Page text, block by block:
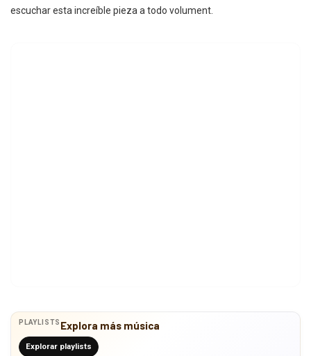
escuchar esta increíble pieza a todo volument.
PLAYLISTS Explora más música
Explorar playlists